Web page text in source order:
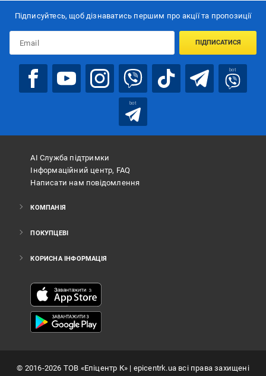
Підписуйтесь, щоб дізнаватись першим про акції та пропозиції
ПІДПИСАТИСЯ
bot
bot
АІ Служба підтримки
Інформаційний центр, FAQ
Написати нам повідомлення
КОМПАНІЯ
ПОКУПЦЕВІ
КОРИСНА ІНФОРМАЦІЯ
© 2016-2026 ТОВ «Епіцентр К»| epicentrk.ua всі права захищені